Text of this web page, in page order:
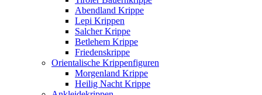
Abendland Krippe
Lepi Krippen
Salcher Krippe
Betlehem Krippe
Friedenskrippe
Orientalische Krippenfiguren
Morgenland Krippe
Heilig Nacht Krippe